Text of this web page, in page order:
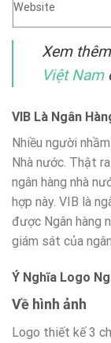
Website
Xem
Việt Nam
VIB Là Ngân
Nhiều người
Nhà nước. Thật
ngân hàng nhà
hợp này. VIB là
được Ngân hàng
giám sát của
Ý Nghĩa Logo
Về hình ảnh
Logo thiết kế 3